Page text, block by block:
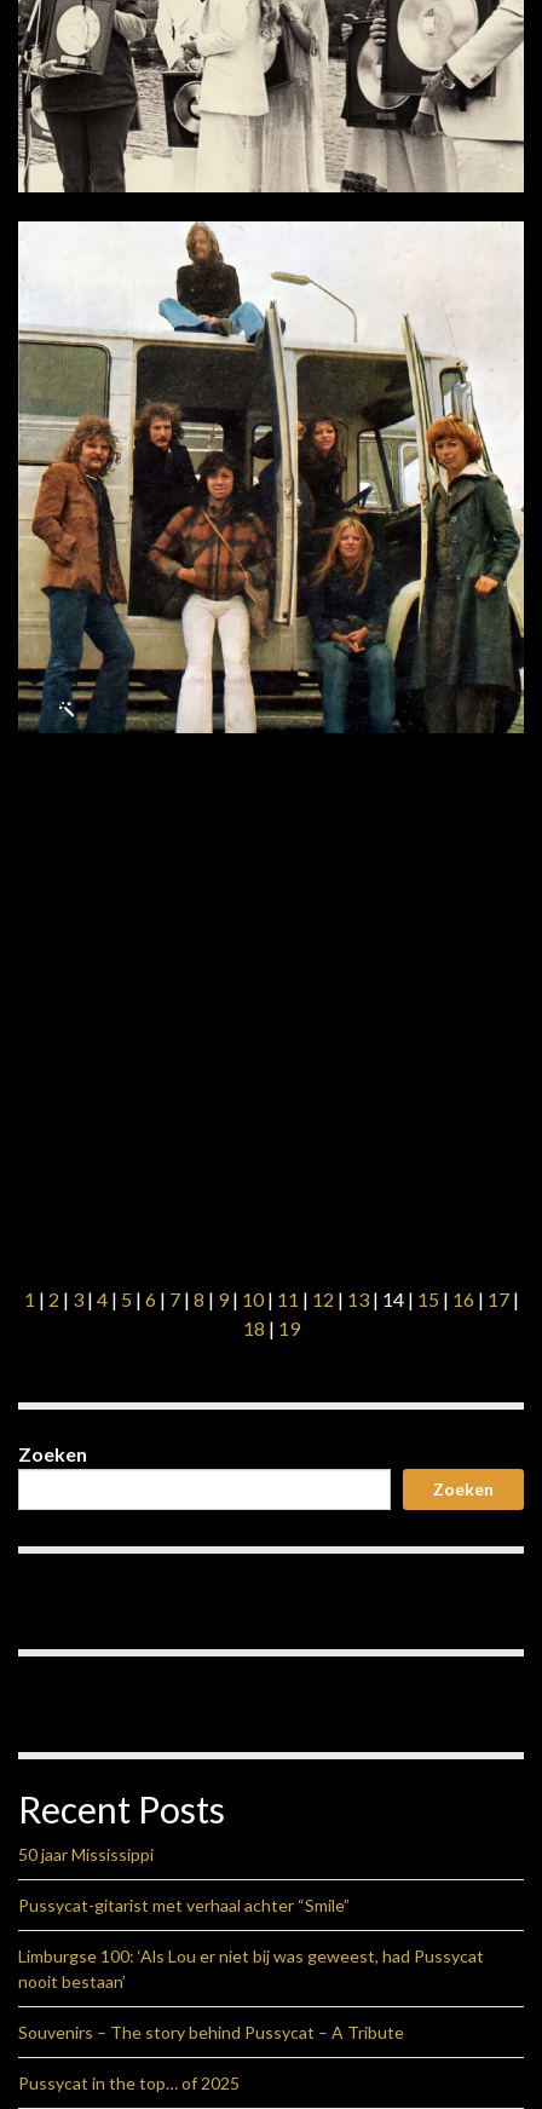
1 | 2 | 3| 4| 5 | 6 | 7| 8 | 9| 10| 11 | 12 | 13| 14 | 15 | 16 | 17|
18 | 19
Zoeken
Zoeken
Recent Posts
50 jaar Mississippi
Pussycat-gitarist met verhaal achter “Smile”
Limburgse 100: ‘Als Lou er niet bij was geweest, had Pussycat
nooit bestaan’
Souvenirs – The story behind Pussycat – A Tribute
Pussycat in the top… of 2025